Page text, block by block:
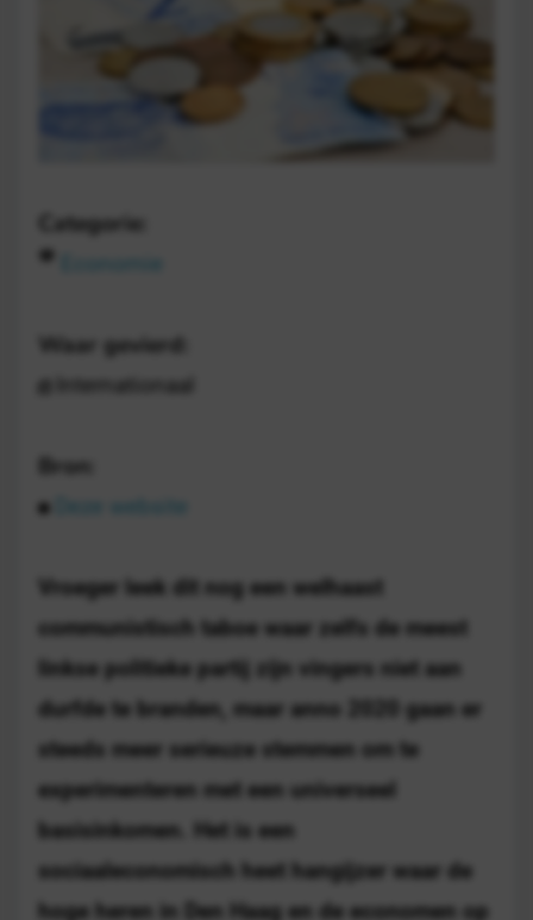
Categorie:
Waar gevierd:
Internationaal
Bron:
Vroeger leek dit nog een welhaast
communistisch taboe waar zelfs de meest
linkse politieke partij zijn vingers niet aan
durfde te branden, maar anno 2020 gaan er
steeds meer serieuze stemmen om te
experimenteren met een universeel
basisinkomen. Het is een
sociaaleconomisch heet hangijzer waar de
hoge heren in Den Haag en de economen op